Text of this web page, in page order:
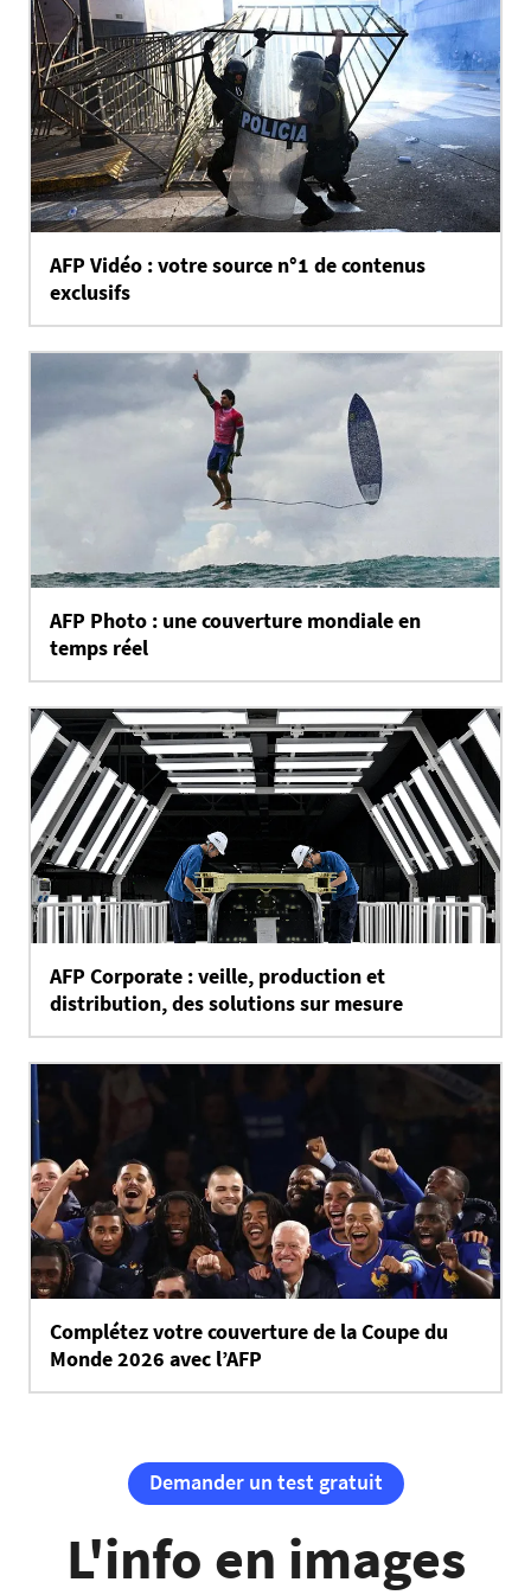
AFP Vidéo : votre source n°1 de contenus
exclusifs
AFP Photo : une couverture mondiale en
temps réel
AFP Corporate : veille, production et
distribution, des solutions sur mesure
Complétez votre couverture de la Coupe du
Monde 2026 avec l’AFP
Demander un test gratuit
L'info en images